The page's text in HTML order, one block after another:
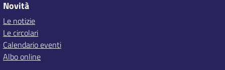
Novità
Le notizie
Le circolari
Calendario eventi
Albo online